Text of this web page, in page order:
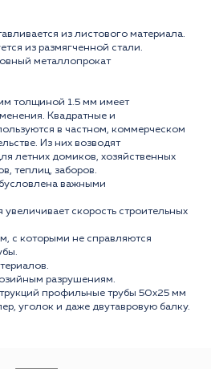
из листового материала.
из размягченной стали.
металлопрокат
толщиной 1.5 мм имеет
Квадратные и
в частном, коммерческом
Из них возводят
летних домиков, хозяйственных
теплиц, заборов.
важными
увеличивает скорость строительных
с которыми не справляются
разрушениям.
профильные трубы 50x25 мм
уголок и даже двутавровую балку.